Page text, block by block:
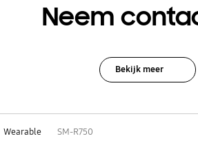
Neem
Bekijk meer
Wearable SM-R750